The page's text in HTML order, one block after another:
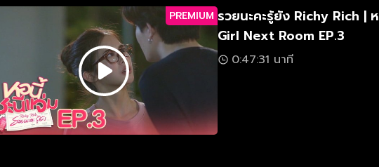
PREMIUM รวยนะคะรู้ยัง Richy Rich |
Girl Next Room EP.3
0:47:31 นาที